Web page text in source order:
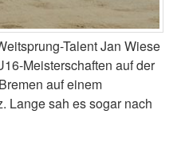
Talent Jan Wiese
Meisterschaften auf der
auf einem
Lange sah es sogar nach